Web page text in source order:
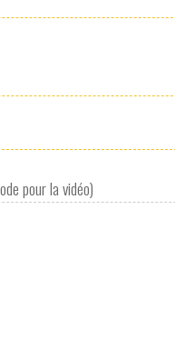
pour la vidéo)